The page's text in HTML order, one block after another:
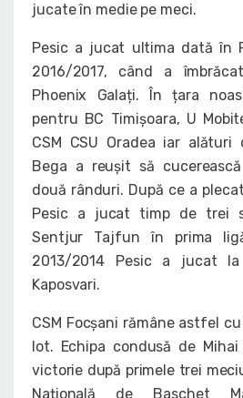
jucate în medie pe meci.
Pesic a jucat ultima dată în
2016/2017, când a
Phoenix Galați. În țara
pentru BC Timișoara, U
CSM CSU Oradea iar
Bega a reușit să
două rânduri. După ce a
Pesic a jucat timp de trei
Sentjur Tajfun în prima
2013/2014 Pesic a jucat
Kaposvari.
CSM Focșani rămâne astfel
lot. Echipa condusă de
victorie după primele trei
Națională de Baschet